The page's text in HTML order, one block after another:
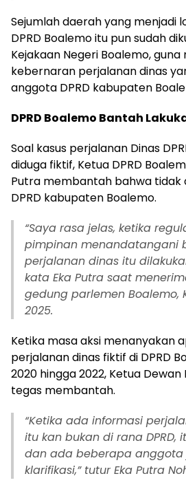
Sejumlah daerah yang menjadi
DPRD Boalemo itu pun sudah
Kejakaan Negeri Boalemo,
kebernaran perjalanan dinas
anggota DPRD kabupaten
DPRD Boalemo Bantah
Soal kasus perjalanan Dinas
diduga fiktif, Ketua DPRD
Putra membantah bahwa tidak
DPRD kabupaten Boalemo.
“Saya rasa jelas, ketika
pimpinan menandatangani
perjalanan dinas itu
kata Eka Putra saat
gedung parlemen Boalemo,
2025.
Ketika masa aksi menanyakan
perjalanan dinas fiktif di DPRD
2020 hingga 2022, Ketua
tegas membantah.
“Ketika ada informasi
itu kan bukan di rana DPRD,
dan ada beberapa
klarifikasi,” tutur Eka Putra